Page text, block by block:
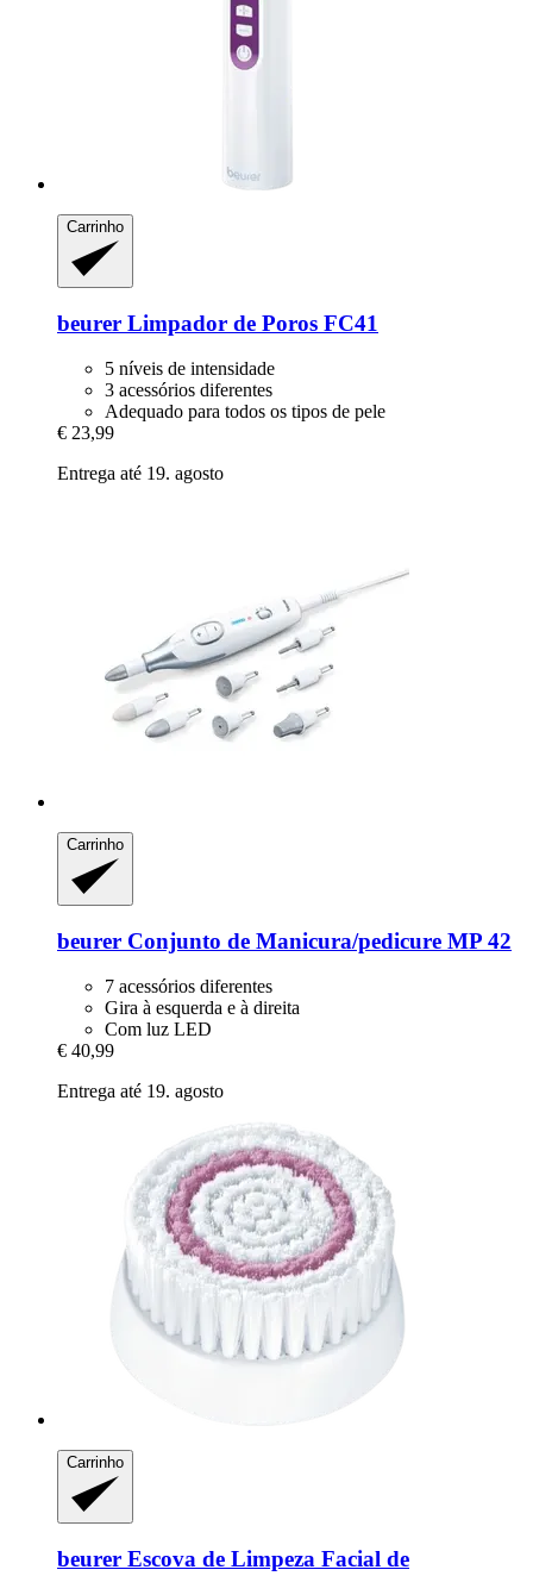
Carrinho
beurer Limpador de Poros FC41
5 níveis de intensidade
3 acessórios diferentes
Adequado para todos os tipos de pele
€ 23,99
Entrega até 19. agosto
Carrinho
beurer Conjunto de Manicura/pedicure MP 42
7 acessórios diferentes
Gira à esquerda e à direita
Com luz LED
€ 40,99
Entrega até 19. agosto
Carrinho
beurer Escova de Limpeza Facial de